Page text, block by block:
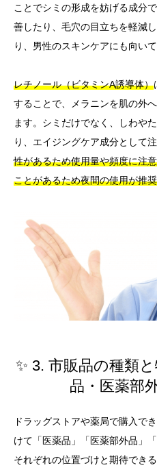
ことでシミの形成を妨げる成分
善したり、毛穴の目立ちを軽減
り、男性のスキンケアにも向い
レチノール（ビタミンA誘導体）
することで、メラニンを肌の外
ます。シミだけでなく、しわや
り、エイジングケア成分として
性があるため使用量や頻度に注
ことがあるため夜間の使用が推
✨ 3. 市販品の種類
品・医薬部
ドラッグストアや薬局で購入で
けて「医薬品」「医薬部外品」
それぞれの位置づけと期待でき